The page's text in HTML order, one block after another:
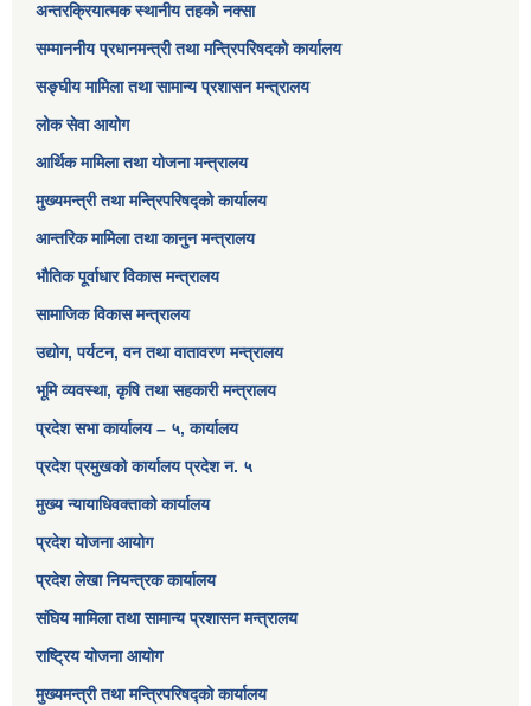
अन्तरक्रियात्मक स्थानीय तहको नक्सा
सम्माननीय प्रधानमन्त्री तथा मन्त्रिपरिषद‌को कार्यालय
सङ्‍घीय मामिला तथा सामान्य प्रशासन मन्त्रालय
लोक सेवा आयोग
आर्थिक मामिला तथा योजना मन्त्रालय​
मुख्यमन्त्री तथा मन्त्रिपरिषद्को कार्यालय
आन्तरिक मामिला तथा कानुन मन्त्रालय
भौतिक पूर्वाधार विकास मन्त्रालय
सामाजिक विकास मन्त्रालय
उद्योग, पर्यटन, वन तथा वातावरण मन्त्रालय
भूमि व्यवस्था, कृषि तथा सहकारी मन्त्रालय
प्रदेश सभा कार्यालय – ५, कार्यालय
प्रदेश प्रमुखको कार्यालय प्रदेश न. ५
मुख्य न्यायाधिवक्ताको कार्यालय
प्रदेश योजना आयोग
प्रदेश लेखा नियन्त्रक कार्यालय
संघिय मामिला तथा सामान्य प्रशासन मन्त्रालय
राष्ट्रिय योजना आयोग
मुख्यमन्त्री तथा मन्त्रिपरिषद्को कार्यालय